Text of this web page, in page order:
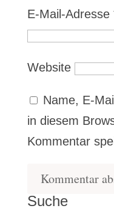
E-Mail-Adresse
Website
Name, E-
in diesem
Kommentar
Suche